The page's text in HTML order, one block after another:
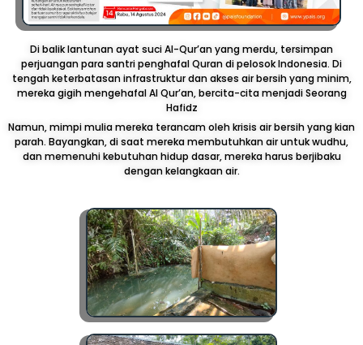
Di balik lantunan ayat suci Al-Qur’an yang merdu, tersimpan
perjuangan para santri penghafal Quran di pelosok Indonesia. Di
tengah keterbatasan infrastruktur dan akses air bersih yang minim,
mereka gigih mengehafal Al Qur’an, bercita-cita menjadi Seorang
Hafidz
Namun, mimpi mulia mereka terancam oleh krisis air bersih yang kian
parah. Bayangkan, di saat mereka membutuhkan air untuk wudhu,
dan memenuhi kebutuhan hidup dasar, mereka harus berjibaku
dengan kelangkaan air.